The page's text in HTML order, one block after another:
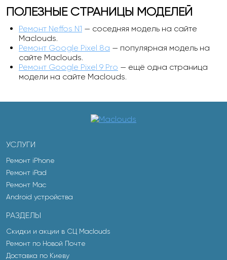
ПОЛЕЗНЫЕ СТРАНИЦЫ МОДЕЛЕЙ
Ремонт Neffos N1 — соседняя модель на сайте
Maclouds.
Ремонт Google Pixel 8a — популярная модель на
сайте Maclouds.
Ремонт Google Pixel 9 Pro — ещё одна страница
модели на сайте Maclouds.
УСЛУГИ
Ремонт iPhone
Ремонт iPad
Ремонт Mac
Android устройства
РАЗДЕЛЫ
Скидки и акции в СЦ Maclouds
Ремонт по Новой Почте
Доставка по Киеву